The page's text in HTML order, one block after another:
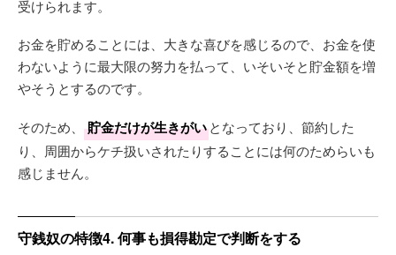
受けられます。
お金を貯めることには、大きな喜びを感じるので、お金を使
わないように最大限の努力を払って、いそいそと貯金額を増
やそうとするのです。
そのため、 貯金だけが生きがいとなっており、節約した
り、周囲からケチ扱いされたりすることには何のためらいも
感じません。
守銭奴の特徴4. 何事も損得勘定で判断をする